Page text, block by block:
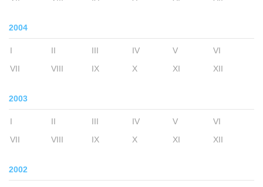
2004
I II III IV V
VI
VII
VIII IX X XI XII
2003
I II III IV V
VI
VII
VIII IX X XI XII
2002